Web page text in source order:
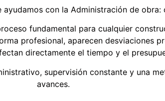
con la Administración de
fundamental para cualquier
profesional, aparecen desviaciones
directamente el tiempo y el
supervisión constante y una
avances.